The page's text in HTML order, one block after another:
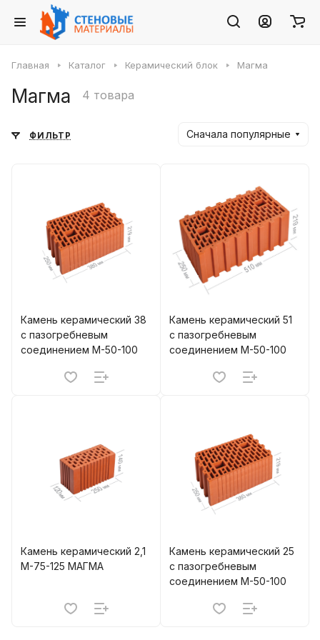
Главная Каталог Керамический блок Магма
Магма 4 товара
ФИЛЬТР Сначала популярные
Камень керамический 38
с пазогребневым
соединением М-50-100
Камень керамический 51
с пазогребневым
соединением М-50-100
Камень керамический 2,1
М-75-125 МАГМА
Камень керамический 25
с пазогребневым
соединением М-50-100